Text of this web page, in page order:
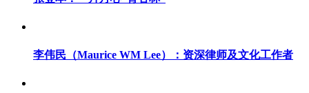
李伟民（Maurice WM Lee）：资深律师及文化工作者